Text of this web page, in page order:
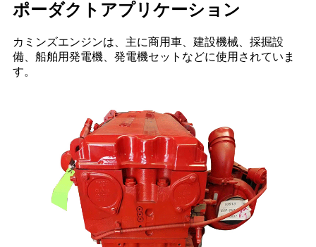
ポーダクトアプリケーション
カミンズエンジンは、主に商用車、建設機械、採掘設
備、船舶用発電機、発電機セットなどに使用されていま
す。